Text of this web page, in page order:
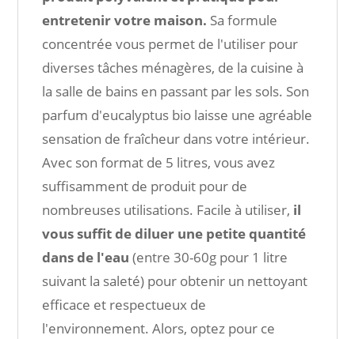
entretenir votre maison. Sa formule
concentrée vous permet de l'utiliser pour
diverses tâches ménagères, de la cuisine à
la salle de bains en passant par les sols. Son
parfum d'eucalyptus bio laisse une agréable
sensation de fraîcheur dans votre intérieur.
Avec son format de 5 litres, vous avez
suffisamment de produit pour de
nombreuses utilisations. Facile à utiliser, il
vous suffit de diluer une petite quantité
dans de l'eau (entre 30-60g pour 1 litre
suivant la saleté) pour obtenir un nettoyant
efficace et respectueux de
l'environnement. Alors, optez pour ce